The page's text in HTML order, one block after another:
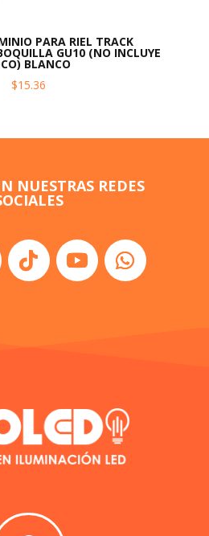
PARA RIEL TRACK
GU10 (NO INCLUYE
BLANCO
$15.36
NUESTRAS REDES